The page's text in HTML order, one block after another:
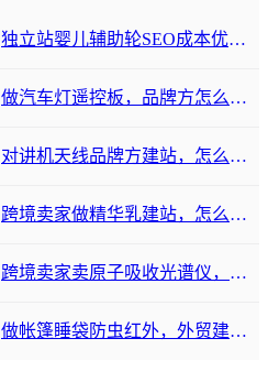
独立站婴儿辅助轮SEO成本优化咋避坑？
做汽车灯遥控板，品牌方怎么选平台避坑？
对讲机天线品牌方建站，怎么降低成本啊？
跨境卖家做精华乳建站，怎么选合适提升转化？
跨境卖家卖原子吸收光谱仪，选哪个建站平台合适？
做帐篷睡袋防虫红外，外贸建站平台哪个合适？